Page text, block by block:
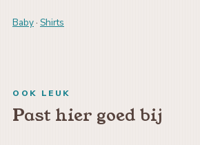
Baby· Shirts
OOK LEUK
Past hier goed bij